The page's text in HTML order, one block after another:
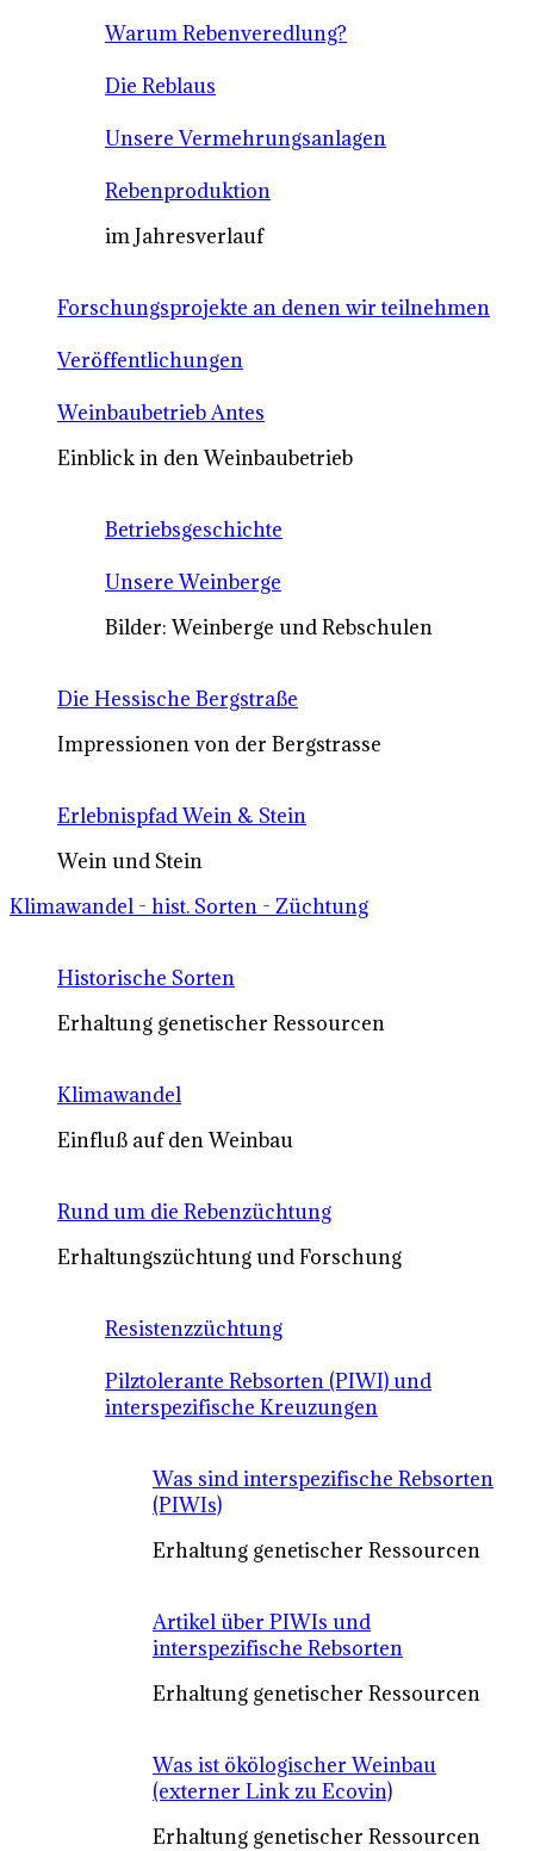
Warum Rebenveredlung?
Die Reblaus
Unsere Vermehrungsanlagen
Rebenproduktion
im Jahresverlauf
Forschungsprojekte an denen wir teilnehmen
Veröffentlichungen
Weinbaubetrieb Antes
Einblick in den Weinbaubetrieb
Betriebsgeschichte
Unsere Weinberge
Bilder: Weinberge und Rebschulen
Die Hessische Bergstraße
Impressionen von der Bergstrasse
Erlebnispfad Wein & Stein
Wein und Stein
Klimawandel - hist. Sorten - Züchtung
Historische Sorten
Erhaltung genetischer Ressourcen
Klimawandel
Einfluß auf den Weinbau
Rund um die Rebenzüchtung
Erhaltungszüchtung und Forschung
Resistenzzüchtung
Pilztolerante Rebsorten (PIWI) und
interspezifische Kreuzungen
Was sind interspezifische Rebsorten
(PIWIs)
Erhaltung genetischer Ressourcen
Artikel über PIWIs und
interspezifische Rebsorten
Erhaltung genetischer Ressourcen
Was ist ökölogischer Weinbau
(externer Link zu Ecovin)
Erhaltung genetischer Ressourcen